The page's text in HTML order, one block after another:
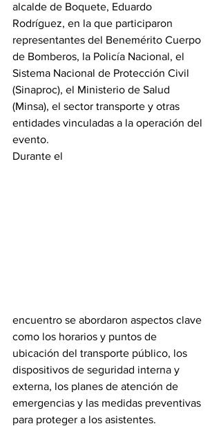
alcalde de Boquete, Eduardo
Rodríguez, en la que participaron
representantes del Benemérito Cuerpo
de Bomberos, la Policía Nacional, el
Sistema Nacional de Protección Civil
(Sinaproc), el Ministerio de Salud
(Minsa), el sector transporte y otras
entidades vinculadas a la operación del
evento.
Durante el
encuentro se abordaron aspectos clave
como los horarios y puntos de
ubicación del transporte público, los
dispositivos de seguridad interna y
externa, los planes de atención de
emergencias y las medidas preventivas
para proteger a los asistentes.